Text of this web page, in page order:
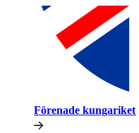
Förenade kungariket​​